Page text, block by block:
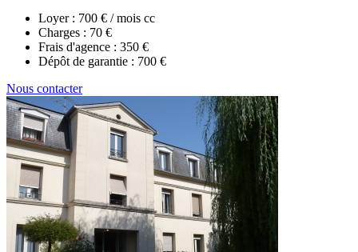
Loyer : 700 € / mois cc
Charges : 70 €
Frais d'agence : 350 €
Dépôt de garantie : 700 €
Nous contacter